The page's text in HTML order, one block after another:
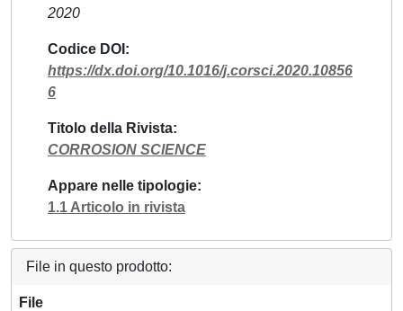
2020
Codice DOI
https://dx.doi.org/10.1016/j.corsci.2020.10856
6
Titolo della Rivista
CORROSION SCIENCE
Appare nelle tipologie
1.1 Articolo in rivista
File in questo prodotto:
File